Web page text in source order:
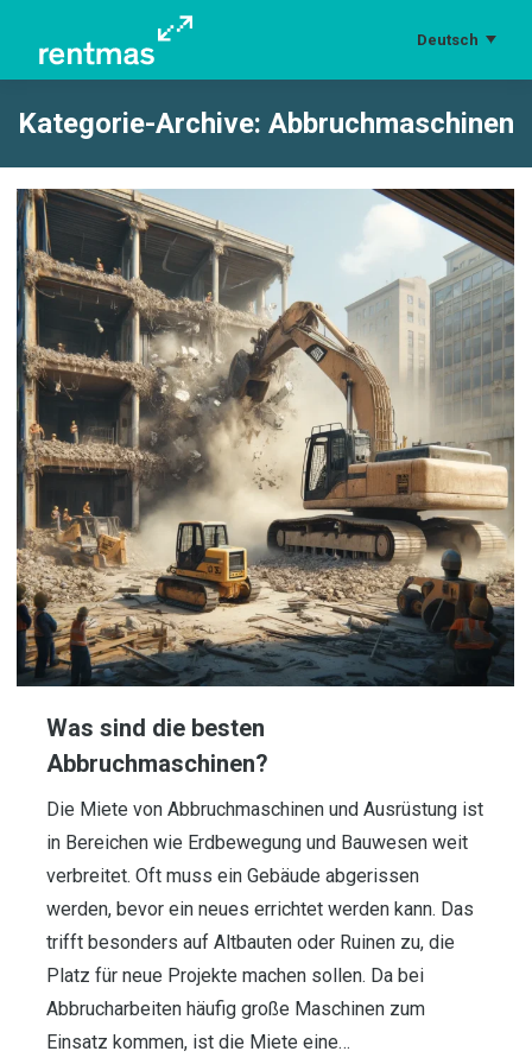
Deutsch
Kategorie-Archive: Abbruchmaschinen
Was sind die besten
Abbruchmaschinen?
Die Miete von Abbruchmaschinen und Ausrüstung ist
in Bereichen wie Erdbewegung und Bauwesen weit
verbreitet. Oft muss ein Gebäude abgerissen
werden, bevor ein neues errichtet werden kann. Das
trifft besonders auf Altbauten oder Ruinen zu, die
Platz für neue Projekte machen sollen. Da bei
Abbrucharbeiten häufig große Maschinen zum
Einsatz kommen, ist die Miete eine…